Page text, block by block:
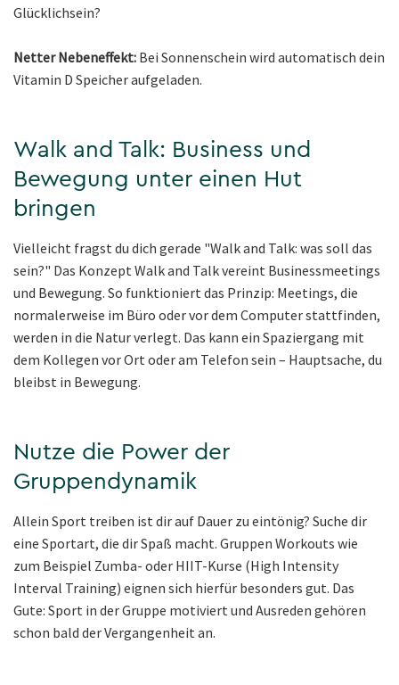
Glücklichsein?
Netter Nebeneffekt: Bei Sonnenschein wird automatisch dein
Vitamin D Speicher aufgeladen.
Walk and Talk: Business und
Bewegung unter einen Hut
bringen
Vielleicht fragst du dich gerade "Walk and Talk: was soll das
sein?" Das Konzept Walk and Talk vereint Businessmeetings
und Bewegung. So funktioniert das Prinzip: Meetings, die
normalerweise im Büro oder vor dem Computer stattfinden,
werden in die Natur verlegt. Das kann ein Spaziergang mit
dem Kollegen vor Ort oder am Telefon sein – Hauptsache, du
bleibst in Bewegung.
Nutze die Power der
Gruppendynamik
Allein Sport treiben ist dir auf Dauer zu eintönig? Suche dir
eine Sportart, die dir Spaß macht. Gruppen Workouts wie
zum Beispiel Zumba- oder HIIT-Kurse (High Intensity
Interval Training) eignen sich hierfür besonders gut. Das
Gute: Sport in der Gruppe motiviert und Ausreden gehören
schon bald der Vergangenheit an.